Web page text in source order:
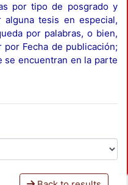
por tipo de posgrado y
alguna tesis en especial,
por palabras, o bien,
Fecha de publicación;
se encuentran en la parte